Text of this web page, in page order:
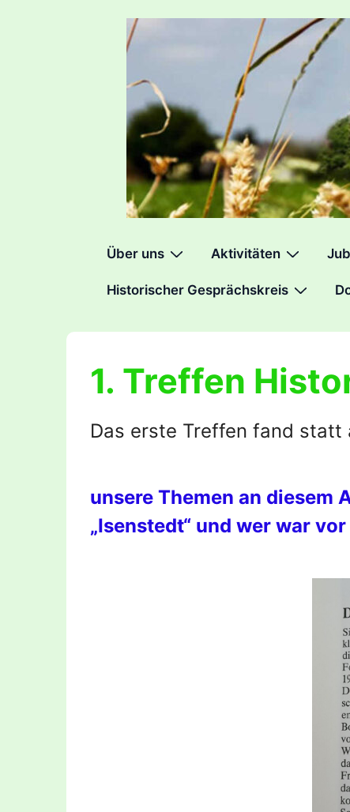
Hauptnavigation
Über uns Aktivitäten
Historischer Gesprächskreis
1. Treffen
Das erste Treffen fand statt
unsere Themen an diesem
„Isenstedt“ und wer war